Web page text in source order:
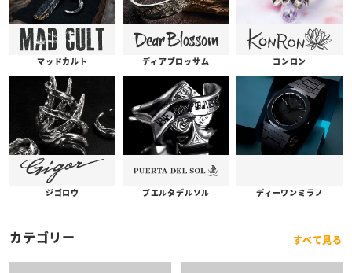
マッドカルト ディアブロッサム コンロン
ジゴロウ プエルタデルソル ディーワンミラノ
カテゴリー すべて見る